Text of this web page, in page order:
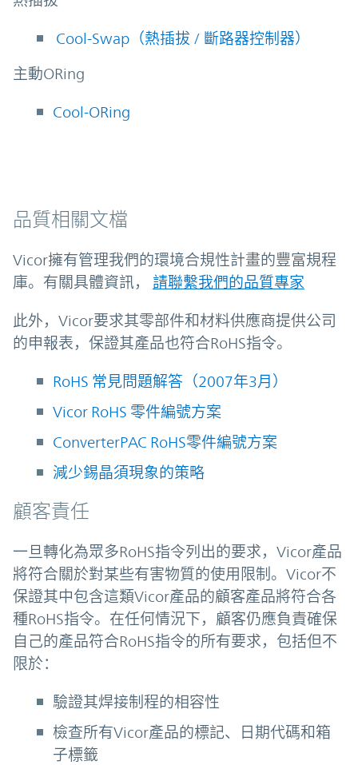
Cool-Swap（熱插拔 / 斷路器控制器）
主動ORing
Cool-ORing
品質相關文檔
Vicor擁有管理我們的環境合規性計畫的豐富規程
庫。有關具體資訊， 請聯繫我們的品質專家
此外，Vicor要求其零部件和材料供應商提供公司
的申報表，保證其產品也符合RoHS指令。
RoHS 常見問題解答（2007年3月）
Vicor RoHS 零件編號方案
ConverterPAC RoHS零件編號方案
減少錫晶須現象的策略
顧客責任
一旦轉化為眾多RoHS指令列出的要求，Vicor產品
將符合關於對某些有害物質的使用限制。Vicor不
保證其中包含這類Vicor產品的顧客產品將符合各
種RoHS指令。在任何情況下，顧客仍應負責確保
自己的產品符合RoHS指令的所有要求，包括但不
限於：
驗證其焊接制程的相容性
檢查所有Vicor產品的標記、日期代碼和箱
子標籤